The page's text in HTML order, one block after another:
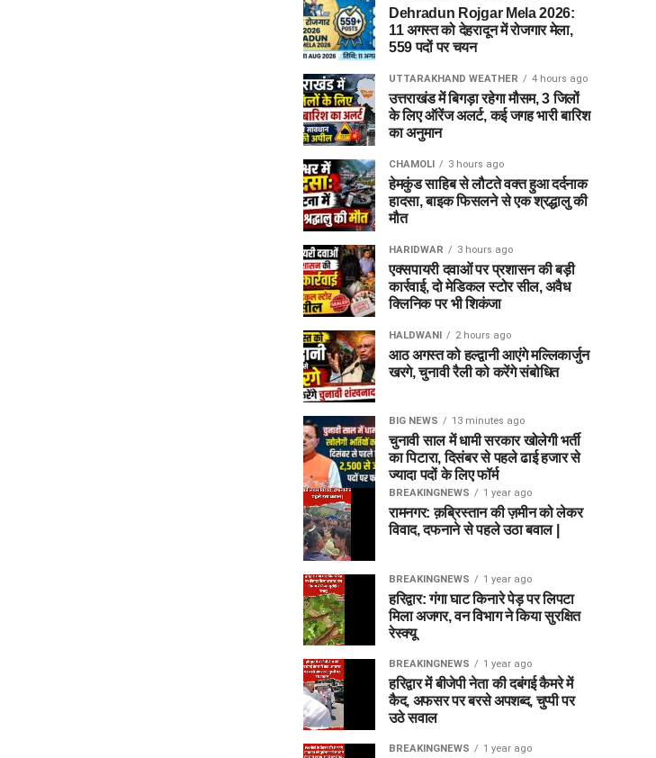
Dehradun Rojgar Mela 2026:
11 अगस्त को देहरादून में रोजगार मेला,
559 पदों पर चयन
UTTARAKHAND WEATHER 4 hours ago
उत्तराखंड में बिगड़ा रहेगा मौसम, 3 जिलों
के लिए ऑरेंज अलर्ट, कई जगह भारी बारिश
का अनुमान
CHAMOLI 3 hours ago
हेमकुंड साहिब से लौटते वक्त हुआ दर्दनाक
हादसा, बाइक फिसलने से एक श्रद्धालु की
मौत
HARIDWAR 3 hours ago
एक्सपायरी दवाओं पर प्रशासन की बड़ी
कार्रवाई, दो मेडिकल स्टोर सील, अवैध
क्लिनिक पर भी शिकंजा
HALDWANI 2 hours ago
आठ अगस्त को हल्द्वानी आएंगे मल्लिकार्जुन
खरगे, चुनावी रैली को करेंगे संबोधित
BIG NEWS 13 minutes ago
चुनावी साल में धामी सरकार खोलेगी भर्ती
का पिटारा, दिसंबर से पहले ढाई हजार से
ज्यादा पदों के लिए फॉर्म
BREAKINGNEWS 1 year ago
रामनगर: क़ब्रिस्तान की ज़मीन को लेकर
विवाद, दफनाने से पहले उठा बवाल |
BREAKINGNEWS 1 year ago
हरिद्वार: गंगा घाट किनारे पेड़ पर लिपटा
मिला अजगर, वन विभाग ने किया सुरक्षित
रेस्क्यू
BREAKINGNEWS 1 year ago
हरिद्वार में बीजेपी नेता की दबंगई कैमरे में
कैद, अफसर पर बरसे अपशब्द, चुप्पी पर
उठे सवाल
BREAKINGNEWS 1 year ago